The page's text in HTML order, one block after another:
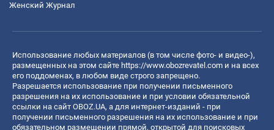
Женский Журнал
Использование любых материалов (в том числе фото- и видео-),
размещенных на этом сайте https://www.obozrevatel.com и на всех
его поддоменах, в любом виде строго запрещено.
Разрешается использование при получении письменного
разрешения на их использование и при условии обязательной
ссылки на сайт OBOZ.UA, а для интернет-изданий - при
получении письменного разрешения на их использование и при
обязательном размещении прямой, открытой для поисковых